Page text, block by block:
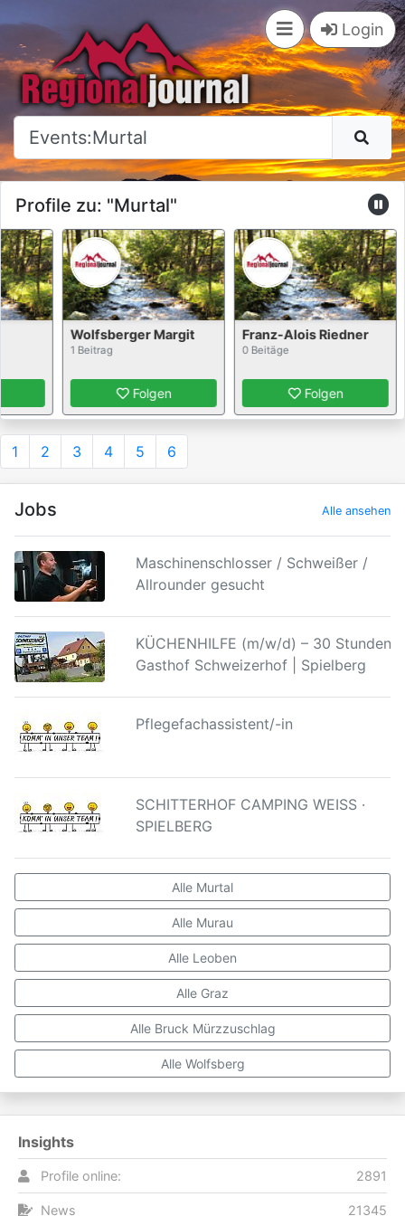
Login
Profile zu: "Murtal"
Wolfsberger Margit
1 Beitrag
Folgen
Franz-Alois Riedner
0 Beitäge
Folgen
1 2 3 4 5 6
Jobs Alle ansehen
Maschinenschlosser / Schweißer /
Allrounder gesucht
KÜCHENHILFE (m/w/d) – 30 Stunden |
Gasthof Schweizerhof | Spielberg
Pflegefachassistent/-in
SCHITTERHOF CAMPING WEISS ·
SPIELBERG
Alle Murtal
Alle Murau
Alle Leoben
Alle Graz
Alle Bruck Mürzzuschlag
Alle Wolfsberg
Insights
Profile online: 2891
News 21345